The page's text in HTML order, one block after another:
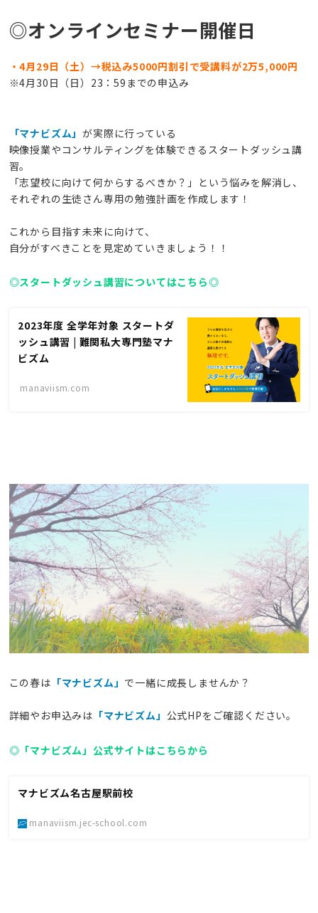
◎オンラインセミナー開催日
・4月29日（土）→税込み5000円割引で受講料が2万5,000円
※4月30日（日）23：59までの申込み
「マナビズム」が実際に行っている
映像授業やコンサルティングを体験できるスタートダッシュ講
習。
「志望校に向けて何からするべきか？」という悩みを解消し、
それぞれの生徒さん専用の勉強計画を作成します！
これから目指す未来に向けて、
自分がすべきことを見定めていきましょう！！
◎スタートダッシュ講習についてはこちら◎
2023年度 全学年対象 スタートダ
ッシュ講習 | 難関私大専門塾マナ
ビズム
manaviism.com
この春は 「マナビズム」 で一緒に成長しませんか？
詳細やお申込みは 「マナビズム」 公式HPをご確認ください。
◎「マナビズム」公式サイトはこちらから
マナビズム名古屋駅前校
manaviism.jec-school.com